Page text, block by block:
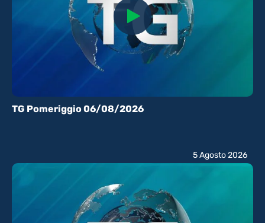
TG Pomeriggio 06/08/2026
5 Agosto 2026